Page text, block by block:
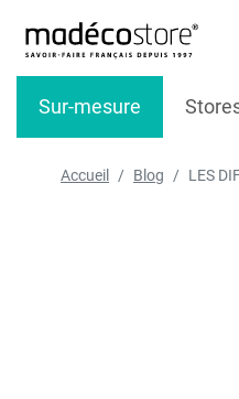
Sur-mesure
Accueil Blog LES